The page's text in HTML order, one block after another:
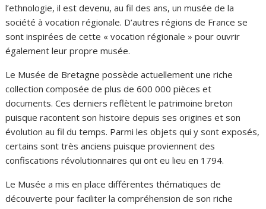
l’ethnologie, il est devenu, au fil des ans, un musée de la
société à vocation régionale. D’autres régions de France se
sont inspirées de cette « vocation régionale » pour ouvrir
également leur propre musée.
Le Musée de Bretagne possède actuellement une riche
collection composée de plus de 600 000 pièces et
documents. Ces derniers reflètent le patrimoine breton
puisque racontent son histoire depuis ses origines et son
évolution au fil du temps. Parmi les objets qui y sont exposés,
certains sont très anciens puisque proviennent des
confiscations révolutionnaires qui ont eu lieu en 1794.
Le Musée a mis en place différentes thématiques de
découverte pour faciliter la compréhension de son riche